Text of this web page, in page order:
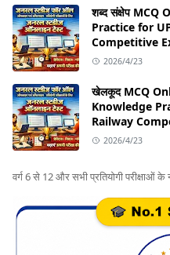
शब्द संक्षेप
Practice for
Competitive
2026/4/23
खेलकूद MCQ
Knowledge
Railway
2026/4/23
वर्ग 6 से 12 और सभी प्रतियोगी परीक्षाओं के